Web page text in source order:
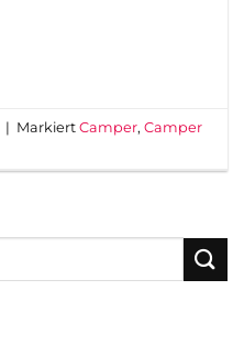
| MarkiertCamper,Camper